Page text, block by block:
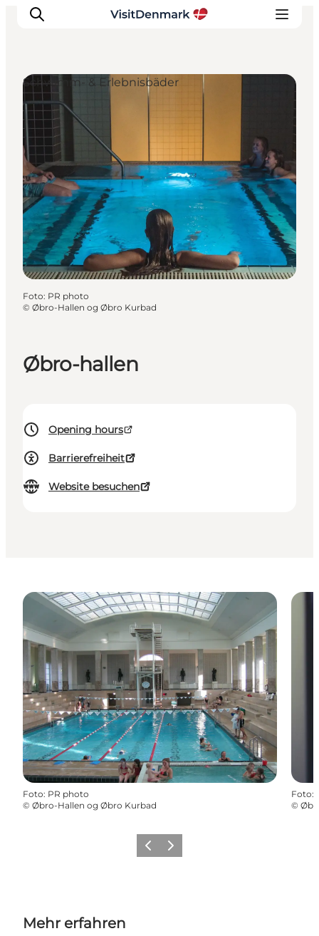
Inspiration
Regionen
Erlebnisse
Unterkünfte
Reiseplanung
Øbro-hallen
Opening hours
Barrierefreiheit
Website besuchen
Schwimm- & Erlebnisbäder
Foto: PR photo
© Øbro-Hallen og Øbro Kurbad
Foto: PR photo
© Øbro-Hallen og Øbro Kurbad
Foto:
©
ZurückWeiter
Mehr erfahren